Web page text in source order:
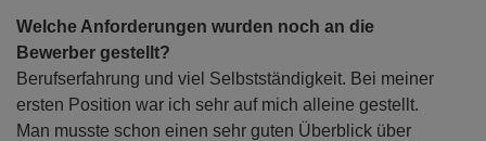
Welche Anforderungen wurden noch an die
Bewerber gestellt?
Berufserfahrung und viel Selbstständigkeit. Bei meiner
ersten Position war ich sehr auf mich alleine gestellt.
Man musste schon einen sehr guten Überblick über